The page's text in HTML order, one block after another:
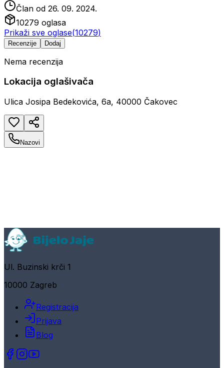
Član od 26. 09. 2024.
10279 oglasa
Prikaži sve oglase(10279)
Recenzije Dodaj
Nema recenzija
Lokacija oglašivača
Ulica Josipa Bedekovića, 6a, 40000 Čakovec
Nazovi
Ul. Buzinski krči 1
10000 Zagreb
Registracija
Prijava
Blog